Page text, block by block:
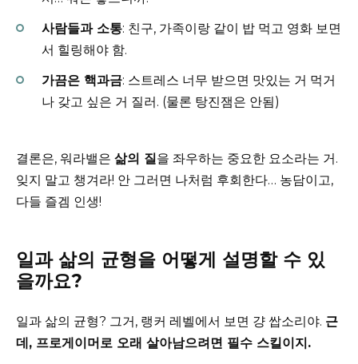
사람들과 소통: 친구, 가족이랑 같이 밥 먹고 영화 보면
서 힐링해야 함.
가끔은 핵과금: 스트레스 너무 받으면 맛있는 거 먹거
나 갖고 싶은 거 질러. (물론 탕진잼은 안됨)
결론은, 워라밸은 삶의 질을 좌우하는 중요한 요소라는 거.
잊지 말고 챙겨라! 안 그러면 나처럼 후회한다… 농담이고,
다들 즐겜 인생!
일과 삶의 균형을 어떻게 설명할 수 있
을까요?
일과 삶의 균형? 그거, 랭커 레벨에서 보면 걍 쌉소리야. 근
데, 프로게이머로 오래 살아남으려면 필수 스킬이지.